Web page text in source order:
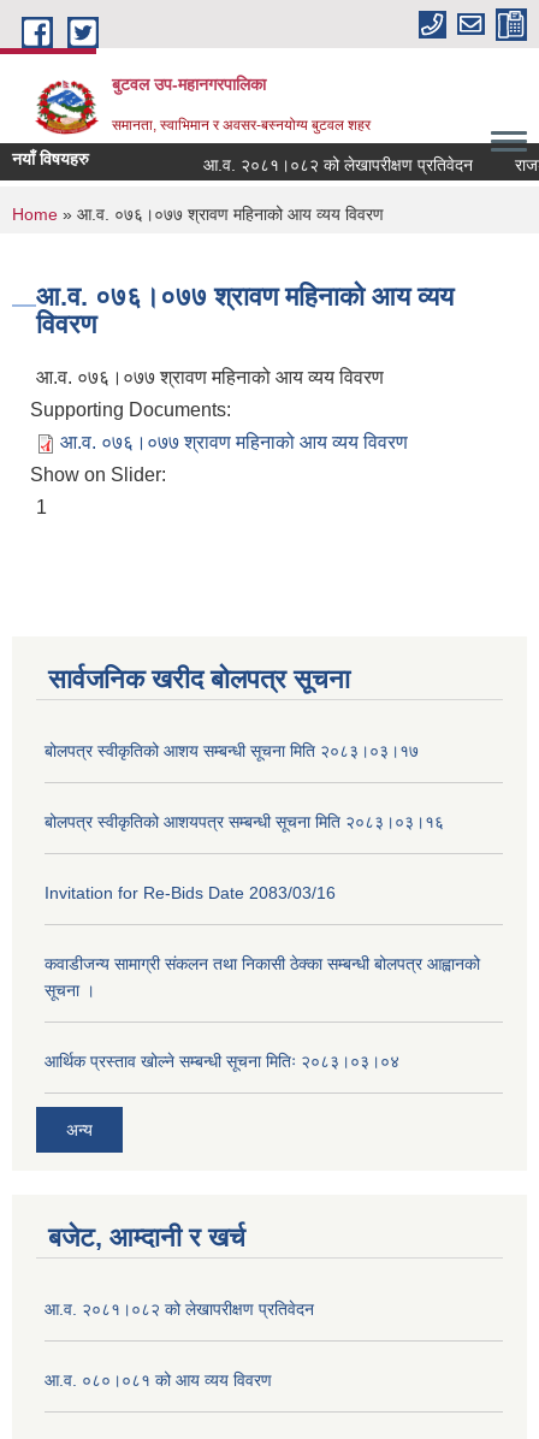
Skip to main content
बुटवल उप-महानगरपालिका
समानता, स्वाभिमान र अवसर-बस्नयोग्य बुटवल शहर
नयाँ विषयहरु आ.व. २०८१।०८२ को लेखापरीक्षण प्रतिवेदन
You are here
Home » आ.व. ०७६।०७७ श्रावण महिनाको आय व्यय विवरण
आ.व. ०७६।०७७ श्रावण महिनाको आय व्यय
विवरण
आ.व. ०७६।०७७ श्रावण महिनाको आय व्यय विवरण
Supporting Documents:
आ.व. ०७६।०७७ श्रावण महिनाको आय व्यय विवरण
Show on Slider:
1
सार्वजनिक खरीद बोलपत्र सूचना
बोलपत्र स्वीकृतिको आशय सम्बन्धी सूचना मिति २०८३।०३।१७
बोलपत्र स्वीकृतिको आशयपत्र सम्बन्धी सूचना मिति २०८३।०३।१६
Invitation for Re-Bids Date 2083/03/16
कवाडीजन्य सामाग्री संकलन तथा निकासी ठेक्का सम्बन्धी बोलपत्र आह्वानको
सूचना ।
आर्थिक प्रस्ताव खोल्ने सम्बन्धी सूचना मितिः २०८३।०३।०४
अन्य
बजेट, आम्दानी र खर्च
आ.व. २०८१।०८२ को लेखापरीक्षण प्रतिवेदन
आ.व. ०८०।०८१ को आय व्यय विवरण